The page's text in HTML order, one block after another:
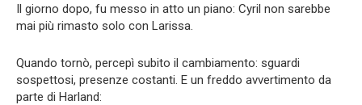
Il giorno dopo, fu messo in atto un piano: Cyril non sarebbe
mai più rimasto solo con Larissa.
Quando tornò, percepì subito il cambiamento: sguardi
sospettosi, presenze costanti. E un freddo avvertimento da
parte di Harland: